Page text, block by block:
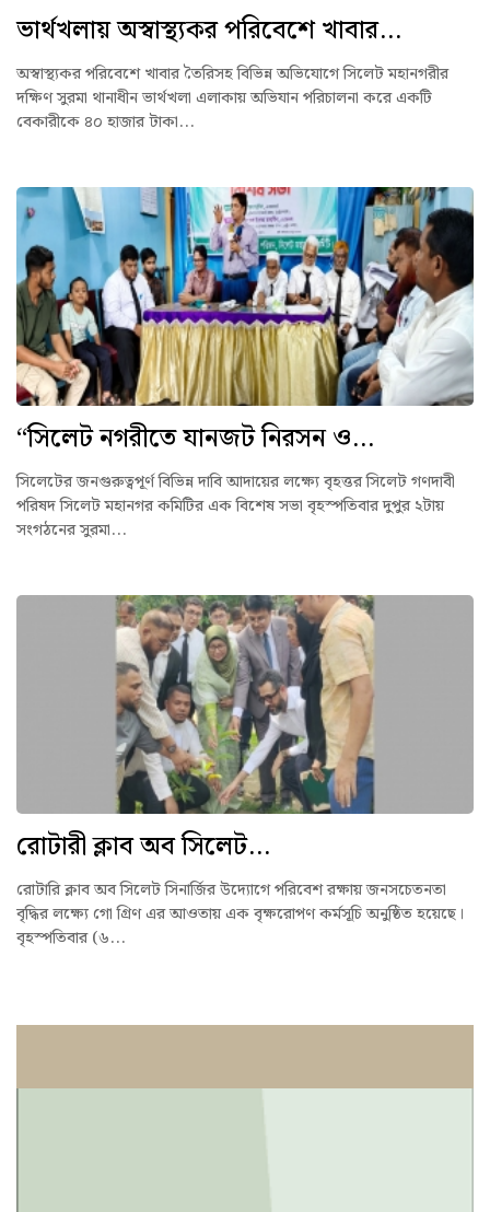
ভার্থখলায় অস্বাস্থ্যকর পরিবেশে খাবার...
অস্বাস্থ্যকর পরিবেশে খাবার তৈরিসহ বিভিন্ন অভিযোগে সিলেট মহানগরীর
দক্ষিণ সুরমা থানাধীন ভার্থখলা এলাকায় অভিযান পরিচালনা করে একটি
বেকারীকে ৪০ হাজার টাকা...
“সিলেট নগরীতে যানজট নিরসন ও...
সিলেটের জনগুরুত্বপূর্ণ বিভিন্ন দাবি আদায়ের লক্ষ্যে বৃহত্তর সিলেট গণদাবী
পরিষদ সিলেট মহানগর কমিটির এক বিশেষ সভা বৃহস্পতিবার দুপুর ২টায়
সংগঠনের সুরমা...
রোটারী ক্লাব অব সিলেট...
রোটারি ক্লাব অব সিলেট সিনার্জির উদ্যোগে পরিবেশ রক্ষায় জনসচেতনতা
বৃদ্ধির লক্ষ্যে গো গ্রিণ এর আওতায় এক বৃক্ষরোপণ কর্মসূচি অনুষ্ঠিত হয়েছে।
বৃহস্পতিবার (৬...